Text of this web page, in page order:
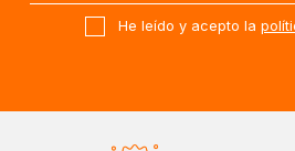
He leído y acepto la